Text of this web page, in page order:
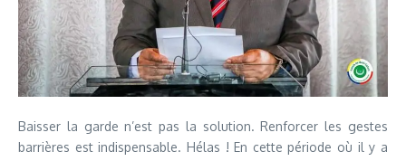
Baisser la garde n’est pas la solution. Renforcer les gestes
barrières est indispensable. Hélas ! En cette période où il y a